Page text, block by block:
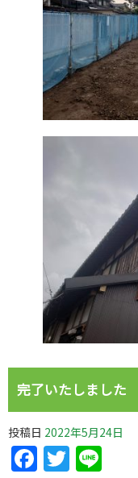
完了いたしました
投稿日 2022年5月24日
Facebook
Twitter